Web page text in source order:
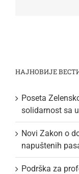
НАЈНОВИЈЕ
Poseta
solidarnost sa
Novi Zakon o
napuštenih
Podrška za